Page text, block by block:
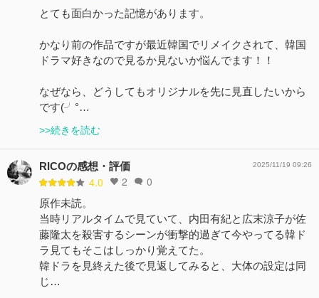
とても面白かった記憶があります。
かなり前の作品ですが最近韓国でリメイクされて、韓国
ドラマ好きなので見るか見ないか悩んでます！！
なぜなら、どうしてもオリジナルを先に見直したいから
です(⁠╯⁠°…
>>続きを読む
RICOの感想・評価
4.0 2 0
2025/11/19 09:26
原作未読。
当時リアルタイムで見ていて、内田有紀と広末涼子が佐
藤隆太を殺害するシーンが衝撃的過ぎて今やってる韓ド
ラ見てもそこはしっかり覚えてた。
韓ドラを見終えた後で見返してみると、大体の設定は同
じ…